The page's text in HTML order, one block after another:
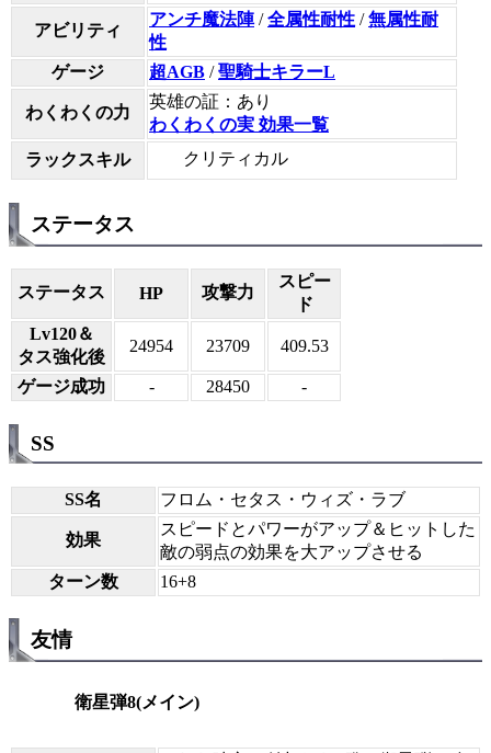
アビリティ
アンチ魔法陣/全属性耐性 /無属性耐
性
ゲージ
超AGB /聖騎士キラーL
わくわくの力
英雄の証：あり
わくわくの実 効果一覧
ラックスキル
クリティカル
ステータス
ステータス HP 攻撃力
スピー
ド
Lv120＆
タス強化後
24954 23709 409.53
ゲージ成功 - 28450 -
SS
SS名 フロム・セタス・ウィズ・ラブ
効果
スピードとパワーがアップ＆ヒットした
敵の弱点の効果を大アップさせる
ターン数
16+8
友情
衛星弾8(メイン)